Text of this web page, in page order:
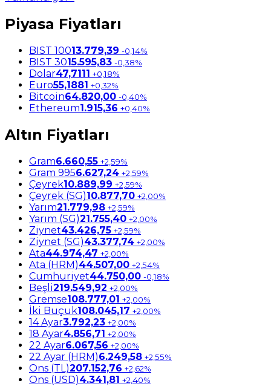
Piyasa Fiyatları
BIST 10013.779,39 -0,14%
BIST 3015.595,83 -0,38%
Dolar47,7111 +0,18%
Euro55,1881 +0,32%
Bitcoin64.820,00 -0,40%
Ethereum1.915,36 +0,40%
Altın Fiyatları
Gram6.660,55 +2,59%
Gram 9956.627,24 +2,59%
Çeyrek10.889,99 +2,59%
Çeyrek (SG)10.877,70 +2,00%
Yarım21.779,98 +2,59%
Yarım (SG)21.755,40 +2,00%
Ziynet43.426,75 +2,59%
Ziynet (SG)43.377,74 +2,00%
Ata44.974,47 +2,00%
Ata (HRM)44.507,00 +2,54%
Cumhuriyet44.750,00 -0,18%
Beşli219.549,92 +2,00%
Gremse108.777,01 +2,00%
İki Buçuk108.045,17 +2,00%
14 Ayar3.792,23 +2,00%
18 Ayar4.856,71 +2,00%
22 Ayar6.067,56 +2,00%
22 Ayar (HRM)6.249,58 +2,55%
Ons (TL)207.152,76 +2,62%
Ons (USD)4.341,81 +2,40%